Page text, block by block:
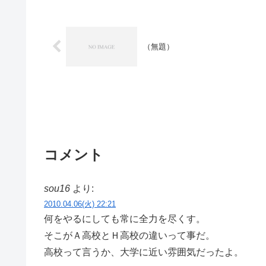
（無題）
コメント
sou16 より:
2010.04.06(火) 22:21
何をやるにしても常に全力を尽くす。
そこがＡ高校とＨ高校の違いって事だ。
高校って言うか、大学に近い雰囲気だったよ。